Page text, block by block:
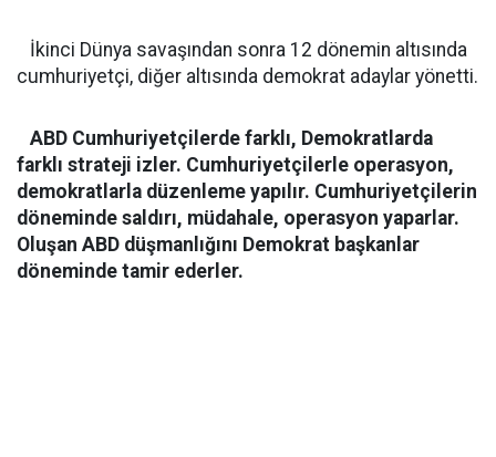
İkinci Dünya savaşından sonra 12 dönemin altısında
cumhuriyetçi, diğer altısında demokrat adaylar yönetti.
ABD Cumhuriyetçilerde farklı, Demokratlarda
farklı strateji izler. Cumhuriyetçilerle operasyon,
demokratlarla düzenleme yapılır. Cumhuriyetçilerin
döneminde saldırı, müdahale, operasyon yaparlar.
Oluşan ABD düşmanlığını Demokrat başkanlar
döneminde tamir ederler.